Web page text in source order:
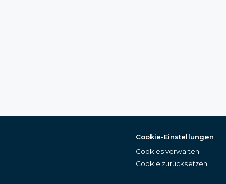
Cookie-Einstellungen
Cookies verwalten
Cookie zurücksetzen